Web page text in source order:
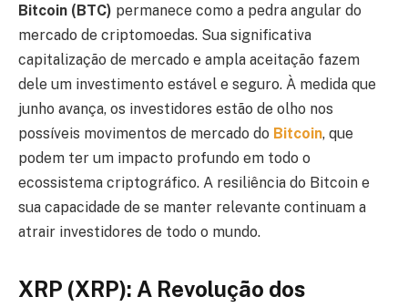
Bitcoin (BTC) permanece como a pedra angular do
mercado de criptomoedas. Sua significativa
capitalização de mercado e ampla aceitação fazem
dele um investimento estável e seguro. À medida que
junho avança, os investidores estão de olho nos
possíveis movimentos de mercado do Bitcoin, que
podem ter um impacto profundo em todo o
ecossistema criptográfico. A resiliência do Bitcoin e
sua capacidade de se manter relevante continuam a
atrair investidores de todo o mundo.
XRP (XRP): A Revolução dos